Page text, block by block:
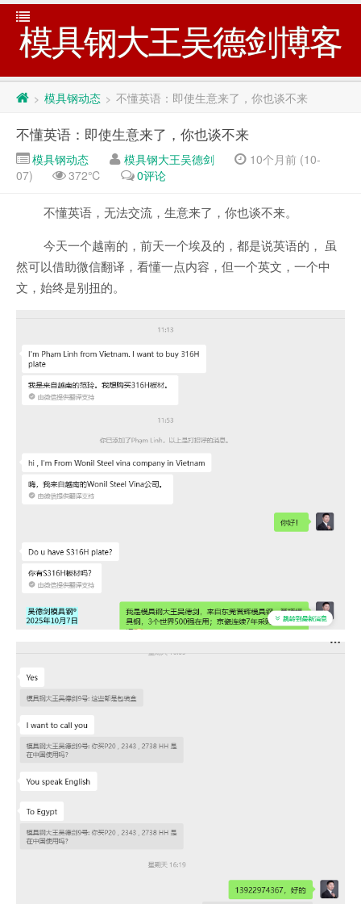
模具钢大王吴德剑博客
> 模具钢动态 > 不懂英语：即使生意来了，你也谈不来
不懂英语：即使生意来了，你也谈不来
模具钢动态 模具钢大王吴德剑
10个月前 (10-
07)
372℃ 0评论
不懂英语，无法交流，生意来了，你也谈不来。
今天一个越南的，前天一个埃及的，都是说英语的， 虽
然可以借助微信翻译，看懂一点内容，但一个英文，一个中
文，始终是别扭的。